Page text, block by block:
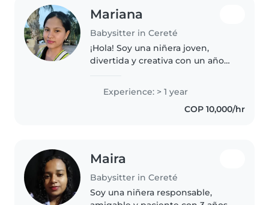
Mariana
Babysitter in Cereté
¡Hola! Soy una niñera joven,
divertida y creativa con un año
en edad preescolar. Me encanta
dibujar y ayudar con las tareas.
Soy paciente y me siento..
Experience: > 1 year
COP 10,000/hr
Maira
Babysitter in Cereté
Soy una niñera responsable,